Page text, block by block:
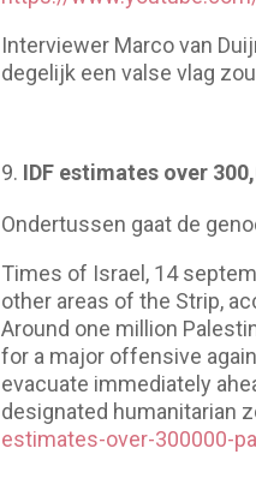
Interviewer Marco van
degelijk een valse vlag
IDF estimates over
Ondertussen gaat de
Times of Israel, 14
other areas of the Strip,
Around one million
for a major offensive
evacuate immediately
designated humanitarian
estimates-over-300000-